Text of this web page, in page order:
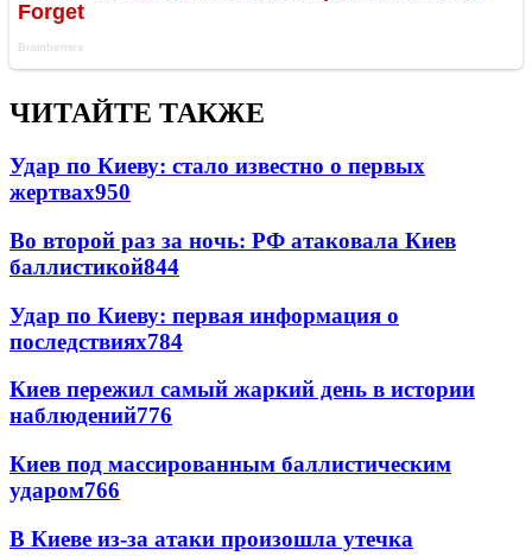
ЧИТАЙТЕ ТАКЖЕ
Удар по Киеву: стало известно о первых
жертвах950
Во второй раз за ночь: РФ атаковала Киев
баллистикой844
Удар по Киеву: первая информация о
последствиях784
Киев пережил самый жаркий день в истории
наблюдений776
Киев под массированным баллистическим
ударом766
В Киеве из-за атаки произошла утечка